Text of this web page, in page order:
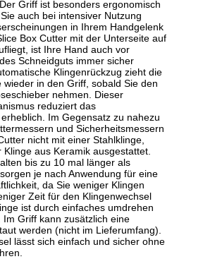
Griff ist besonders ergonomisch
auch bei intensiver Nutzung
in Ihrem Handgelenk
Box Cutter mit der Unterseite auf
ist Ihre Hand auch vor
Schneidguts immer sicher
Klingenrückzug zieht die
wieder in den Griff, sobald Sie den
nehmen. Dieser
reduziert das
Im Gegensatz zu nahezu
und Sicherheitsmessern
nicht mit einer Stahlklinge,
aus Keramik ausgestattet.
bis zu 10 mal länger als
je nach Anwendung für eine
da Sie weniger Klingen
Zeit für den Klingenwechsel
ist durch einfaches umdrehen
Im Griff kann zusätzlich eine
werden (nicht im Lieferumfang).
lässt sich einfach und sicher ohne